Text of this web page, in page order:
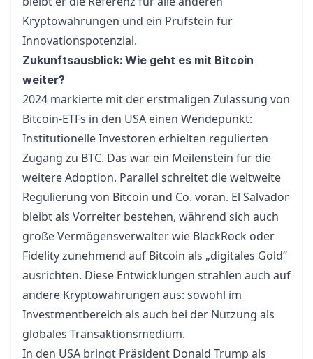
Kryptowährungen und ein Prüfstein für
Innovationspotenzial.
Zukunftsausblick: Wie geht es mit Bitcoin
weiter?
2024 markierte mit der erstmaligen Zulassung von
Bitcoin-ETFs in den USA einen Wendepunkt:
Institutionelle Investoren erhielten regulierten
Zugang zu BTC. Das war ein Meilenstein für die
weitere Adoption. Parallel schreitet die weltweite
Regulierung von Bitcoin und Co. voran. El Salvador
bleibt als Vorreiter bestehen, während sich auch
große Vermögensverwalter wie BlackRock oder
Fidelity zunehmend auf Bitcoin als „digitales Gold“
ausrichten. Diese Entwicklungen strahlen auch auf
andere Kryptowährungen aus: sowohl im
Investmentbereich als auch bei der Nutzung als
globales Transaktionsmedium.
In den USA bringt Präsident Donald Trump als